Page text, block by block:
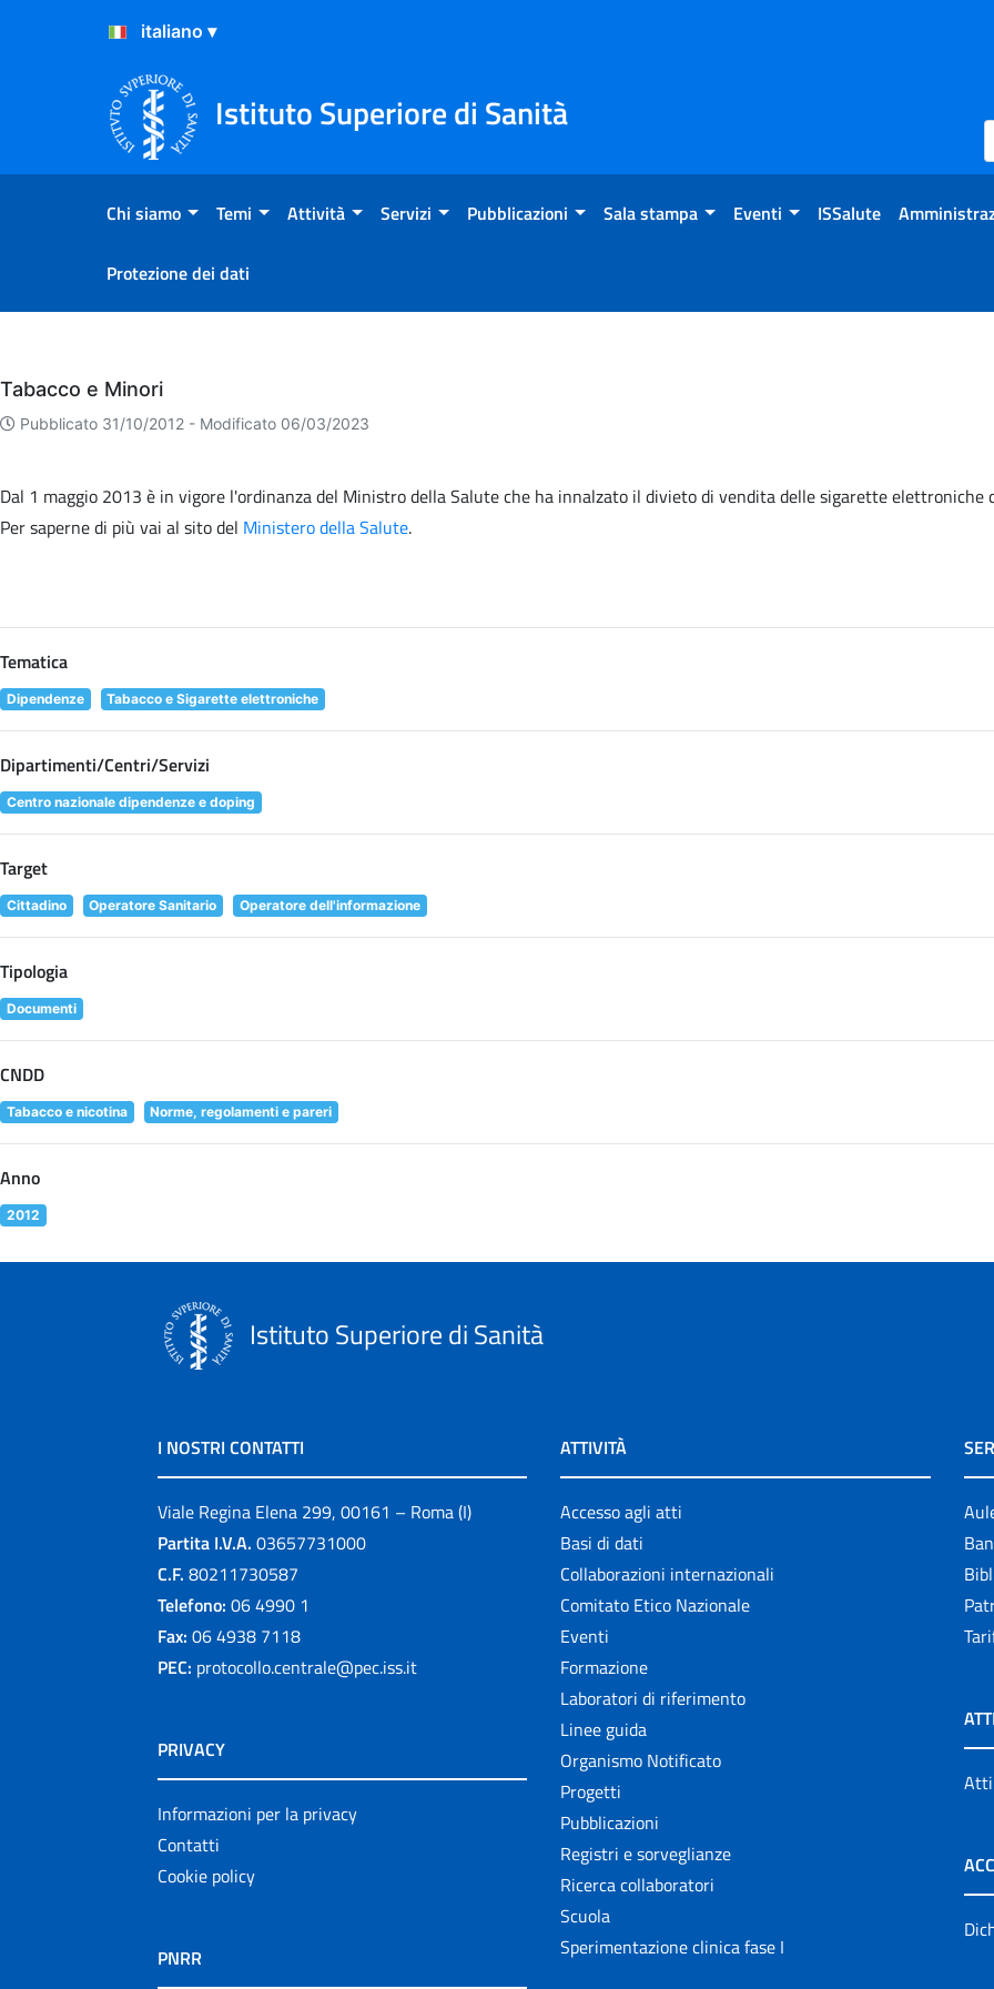
Salta al Contenuto
Salta al Footer
Istituto Superiore di Sanità
Chi siamo Temi Attività Servizi Pubblicazioni Sala stampa Eventi ISSalute
Protezione dei dati
Eventi
Tabacco e Minori
Pubblicato 31/10/2012 - Modificato 06/03/2023
Dal 1 maggio 2013 è in vigore l'ordinanza del Ministro della Salute che ha innalzato il divieto di vendita delle sigarette elettroniche
Per saperne di più vai al sito del Ministero della Salute.
Tematica
Dipendenze Tabacco e Sigarette elettroniche
Dipartimenti/Centri/Servizi
Centro nazionale dipendenze e doping
Target
Cittadino Operatore Sanitario Operatore dell'informazione
Tipologia
Documenti
CNDD
Tabacco e nicotina Norme, regolamenti e pareri
Anno
2012
Istituto Superiore di Sanità
I NOSTRI CONTATTI
Viale Regina Elena 299, 00161 – Roma (I)
Partita I.V.A. 03657731000
C.F. 80211730587
Telefono: 06 4990 1
Fax: 06 4938 7118
PEC: protocollo.centrale@pec.iss.it
PRIVACY
Informazioni per la privacy
Contatti
Cookie policy
PNRR
ATTIVITÀ
Accesso agli atti
Basi di dati
Collaborazioni internazionali
Comitato Etico Nazionale
Eventi
Formazione
Laboratori di riferimento
Linee guida
Organismo Notificato
Progetti
Pubblicazioni
Registri e sorveglianze
Ricerca collaboratori
Scuola
Sperimentazione clinica fase I
Atti